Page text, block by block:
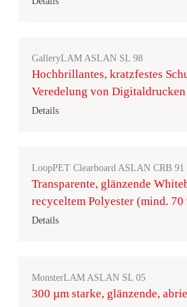
GalleryLAM ASLAN SL 98
Hochbrillantes, kratzfestes
Veredelung von Digitaldrucken
Details
LoopPET Clearboard ASLAN CRB 91
Transparente, glänzende
recyceltem Polyester (mind. 70
Details
MonsterLAM ASLAN SL 05
300 µm starke, glänzende,